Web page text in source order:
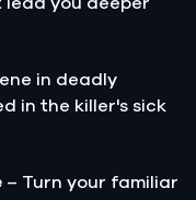
in deadly
in the killer's sick
– Turn your familiar